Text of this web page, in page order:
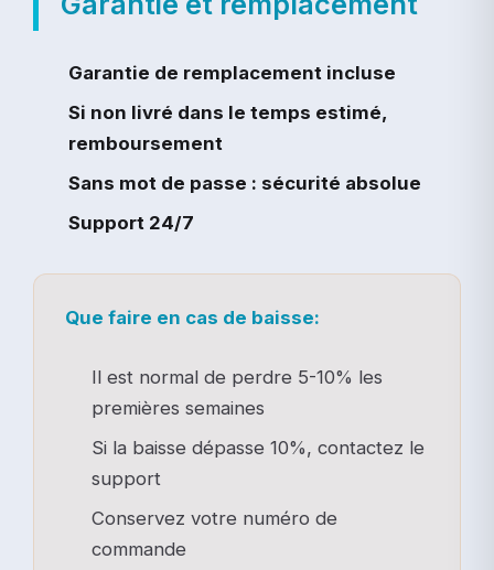
Garantie de remplacement incluse
Si non livré dans le temps estimé,
remboursement
Sans mot de passe : sécurité absolue
Support 24/7
Que faire en cas de baisse:
Il est normal de perdre 5-10% les
premières semaines
Si la baisse dépasse 10%, contactez le
support
Conservez votre numéro de
commande